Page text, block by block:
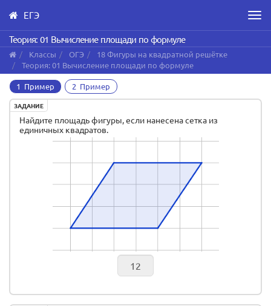
Skip
to
main
content
ЕГЭ
Теория: 01 Вычисление площади по формуле
Классы ОГЭ
18 Фигуры на квадратной решётке
Теория: 01 Вычисление площади по формуле
1 Пример 2 Пример
ЗАДАНИЕ
Найдите площадь фигуры, если нанесена сетка из
единичных квадратов.